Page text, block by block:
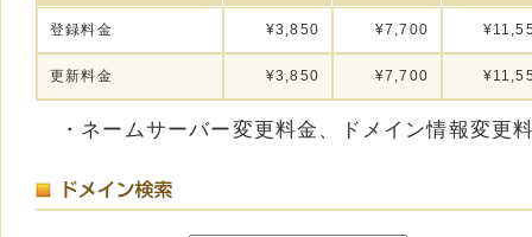
登録料金 ¥3,850 ¥7,700
更新料金 ¥3,850 ¥7,700
・ネームサーバー変更料金、ドメイン情報変更